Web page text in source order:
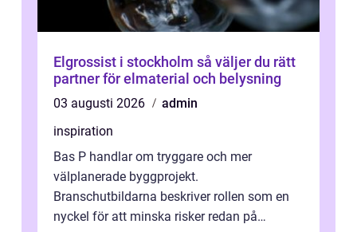
Elgrossist i stockholm så väljer du rätt
partner för elmaterial och belysning
03 augusti 2026
admin
inspiration
Bas P handlar om tryggare och mer
välplanerade byggprojekt.
Branschutbildarna beskriver rollen som en
nyckel för att minska risker redan på